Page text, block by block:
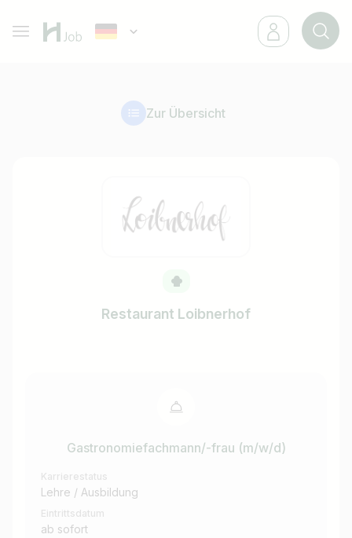
Zur Übersicht
Restaurant Loibnerhof
Gastronomiefachmann/-frau (m/w/d)
Karrierestatus
Lehre / Ausbildung
Eintrittsdatum
ab sofort